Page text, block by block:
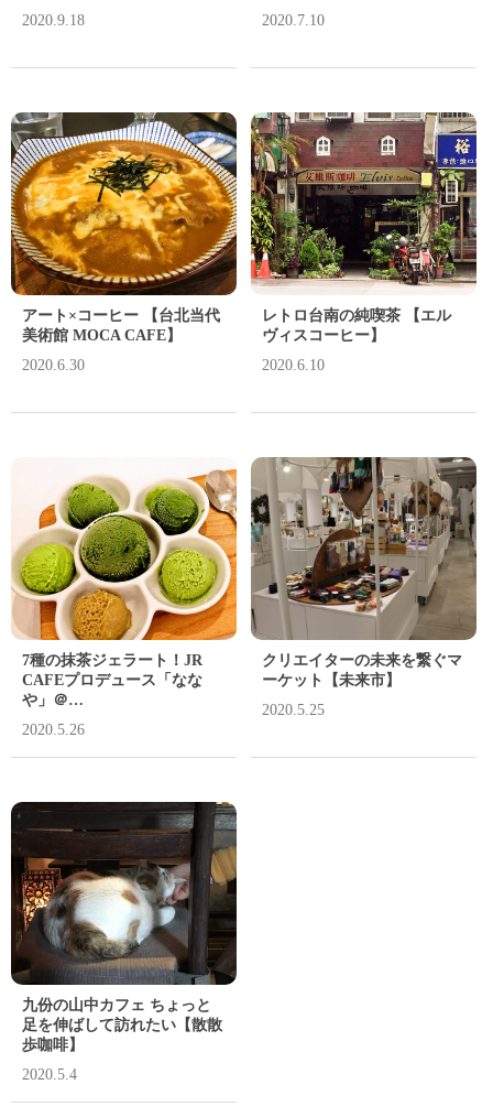
2020.9.18
2020.7.10
アート×コーヒー 【台北当代
美術館 MOCA CAFE】
2020.6.30
レトロ台南の純喫茶 【エル
ヴィスコーヒー】
2020.6.10
7種の抹茶ジェラート！JR
CAFEプロデュース「なな
や」＠…
2020.5.26
クリエイターの未来を繋ぐマ
ーケット【未来市】
2020.5.25
九份の山中カフェ ちょっと
足を伸ばして訪れたい【散散
歩咖啡】
2020.5.4